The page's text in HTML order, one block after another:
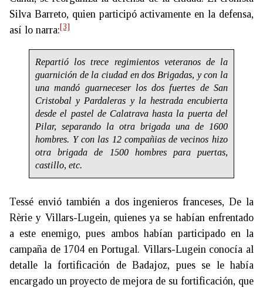
Silva Barreto, quien participó activamente en la defensa,
así lo narra:[3]
Repartió los trece regimientos veteranos de la
guarnición de la ciudad en dos Brigadas, y con la
una mandó guarneceser los dos fuertes de San
Cristobal y Pardaleras y la hestrada encubierta
desde el pastel de Calatrava hasta la puerta del
Pilar, separando la otra brigada una de 1600
hombres. Y con las 12 compañias de vecinos hizo
otra brigada de 1500 hombres para puertas,
castillo, etc.
Tessé envió también a dos ingenieros franceses, De la
Rèrie y Villars-Lugein, quienes ya se habían enfrentado
a este enemigo, pues ambos habían participado en la
campaña de 1704 en Portugal. Villars-Lugein conocía al
detalle la fortificación de Badajoz, pues se le había
encargado un proyecto de mejora de su fortificación, que